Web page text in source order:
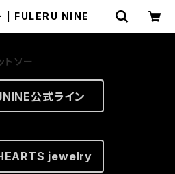
| FULERU NINE
トソー
公式ライン
jewelry